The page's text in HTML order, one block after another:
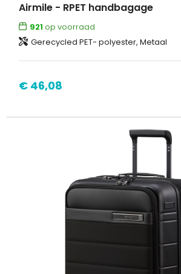
Airmile - RPET handbagage
921 op voorraad
Gerecycled PET- polyester, Metaal
€ 46,08